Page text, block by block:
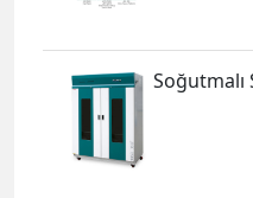
Soğutmalı